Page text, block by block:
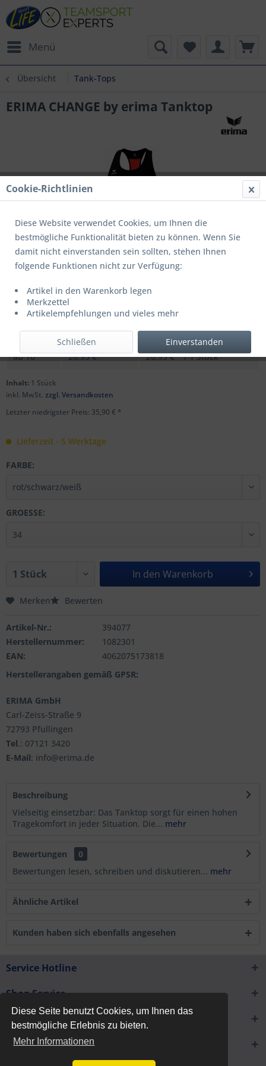
Diese Seite benutzt Cookies, um Ihnen das
bestmögliche Erlebnis zu bieten.
Mehr Informationen
Menü
Übersicht Tank-Tops
ERIMA CHANGE by erima Tanktop
UVP: 44,99 € *
Menge
Stückpreis
Grundpreis
bis9 35,90 € * 35,90 € * / 1 Stück
ab10 26,95 € * 26,95 € * / 1 Stück
Inhalt: 1 Stück
inkl. MwSt. zzgl. Versandkosten
Letzter niedrigster Preis: 35,90 € *
Lieferzeit - 5 Werktage
FARBE:
GROESSE:
In den Warenkorb
Merken Bewerten
Artikel-Nr.:
394077
Herstellernummer:
1082301
EAN:
4062075173818
Herstellerangaben gemäß GPSR:
ERIMA GmbH
Carl-Zeiss-Straße 9
72793 Pfullingen
Tel.: 07121 3420
E-Mail: info@erima.de
Beschreibung
Vielseitig einsetzbar: Das Tanktop sorgt für einen hohen
Tragekomfort in jeder Situation. Die... mehr
Bewertungen
0
Bewertungen lesen, schreiben und diskutieren... mehr
Ähnliche Artikel
Kunden haben sich ebenfalls angesehen
Service Hotline
Shop Service
Informationen
Newsletter
Cookie-Richtlinien
Diese Website verwendet Cookies, um Ihnen die
bestmögliche Funktionalität bieten zu können. Wenn Sie
damit nicht einverstanden sein sollten, stehen Ihnen
folgende Funktionen nicht zur Verfügung:
Artikel in den Warenkorb legen
Merkzettel
Artikelempfehlungen und vieles mehr
Einverstanden
Schließen